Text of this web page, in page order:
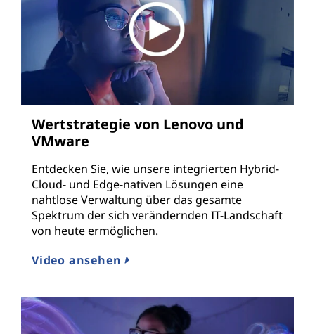
Wertstrategie von Lenovo und
VMware
Entdecken Sie, wie unsere integrierten Hybrid-
Cloud- und Edge-nativen Lösungen eine
nahtlose Verwaltung über das gesamte
Spektrum der sich verändernden IT-Landschaft
von heute ermöglichen.
Video ansehen